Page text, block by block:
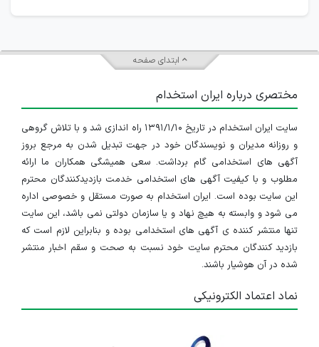
ابتدای صفحه
مختصری درباره ایران استخدام
سایت ایران استخدام در تاریخ ۱۳۹۱/۱/۱۰ راه اندازی شد و با تلاش گروهی
و روزانه مدیران و نویسندگان خود در جهت تبدیل شدن به مرجع بروز
آگهی های استخدامی گام برداشت. سعی همیشگی همکاران ما ارائه
مطلوب و با کیفیت آگهی های استخدامی خدمت بازدیدکنندگان محترم
این سایت بوده است. ایران استخدام به صورت مستقل و خصوصی اداره
می شود و وابسته به هیچ نهاد و یا سازمان دولتی نمی باشد، این سایت
تنها منتشر کننده ی آگهی های استخدامی بوده و بنابراین لازم است که
بازدید کنندگان محترم سایت خود نسبت به صحت و سقم اخبار منتشر
شده در آن هوشیار باشند.
نماد اعتماد الکترونیکی